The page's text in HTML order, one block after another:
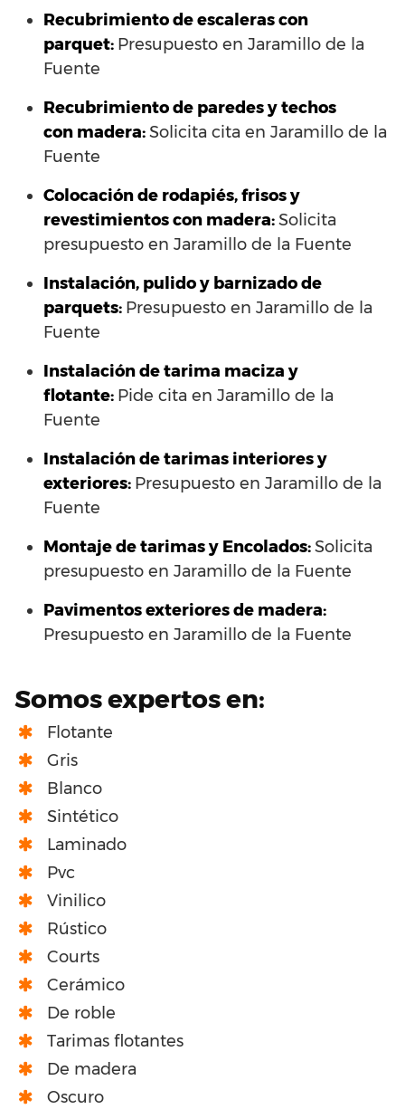
Recubrimiento de escaleras con
parquet: Presupuesto en Jaramillo de la
Fuente
Recubrimiento de paredes y techos
con madera:Solicita cita en Jaramillo de la
Fuente
Colocación de rodapiés, frisos y
revestimientos con madera:Solicita
presupuesto en Jaramillo de la Fuente
Instalación, pulido y barnizado de
parquets: Presupuesto en Jaramillo de la
Fuente
Instalación de tarima maciza y
flotante: Pide cita en Jaramillo de la
Fuente
Instalación de tarimas interiores y
exteriores: Presupuesto en Jaramillo de la
Fuente
Montaje de tarimas y Encolados:Solicita
presupuesto en Jaramillo de la Fuente
Pavimentos exteriores de madera:
Presupuesto en Jaramillo de la Fuente
Somos expertos en:
Flotante
Gris
Blanco
Sintético
Laminado
Pvc
Vinilico
Rústico
Courts
Cerámico
De roble
Tarimas flotantes
De madera
Oscuro